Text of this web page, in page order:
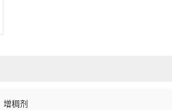
增稠剂